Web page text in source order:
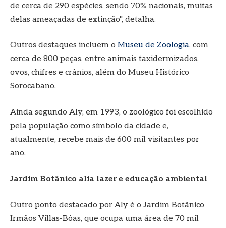
de cerca de 290 espécies, sendo 70% nacionais, muitas
delas ameaçadas de extinção", detalha.
Outros destaques incluem o Museu de Zoologia, com
cerca de 800 peças, entre animais taxidermizados,
ovos, chifres e crânios, além do Museu Histórico
Sorocabano.
Ainda segundo Aly, em 1993, o zoológico foi escolhido
pela população como símbolo da cidade e,
atualmente, recebe mais de 600 mil visitantes por
ano.
Jardim Botânico alia lazer e educação ambiental
Outro ponto destacado por Aly é o Jardim Botânico
Irmãos Villas-Bôas, que ocupa uma área de 70 mil